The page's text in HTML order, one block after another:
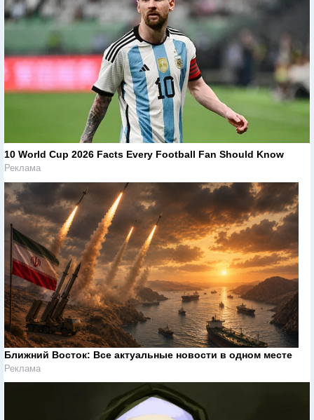
10 World Cup 2026 Facts Every Football Fan Should Know
Реклама
Ближний Восток: Все актуальные новости в одном месте
Реклама